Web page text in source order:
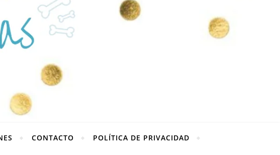
CONTACTO POLÍTICA DE PRIVACIDAD